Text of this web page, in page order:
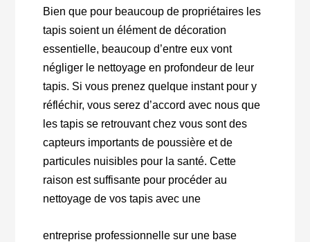
Bien que pour beaucoup de propriétaires les
tapis soient un élément de décoration
essentielle, beaucoup d’entre eux vont
négliger le nettoyage en profondeur de leur
tapis. Si vous prenez quelque instant pour y
réfléchir, vous serez d’accord avec nous que
les tapis se retrouvant chez vous sont des
capteurs importants de poussière et de
particules nuisibles pour la santé. Cette
raison est suffisante pour procéder au
nettoyage de vos tapis avec une
entreprise professionnelle sur une base